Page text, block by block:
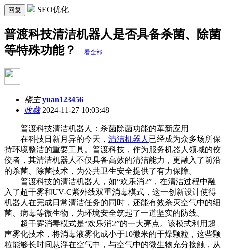
回复 SEO优化
普渡科技清洁机器人是否具备杀菌、除菌
等特殊功能？
看全部
楼主 yuan123456
收藏2024-11-27 10:03:48
普渡科技清洁机器人：杀菌除菌功能的革新应用
在科技日新月异的今天， 清洁机器人 已经成为众多场所保
持环境整洁的重要工具。普渡科技，作为服务机器人领域的佼
佼者，其清洁机器人不仅具备高效的清洁能力，更融入了前沿
的杀菌、除菌技术，为公共卫生安全提供了有力保障。
普渡科技的清洁机器人，如“欢乐消2”，在清洁过程中融
入了超干雾和UV-C紫外线双重消毒模式，这一创新设计使得
机器人在完成日常清洁任务的同时，还能有效杀灭空气中的细
菌、病毒等微生物，为环境安全筑起了一道坚实的防线。
超干雾消毒模式是“欢乐消2”的一大亮点。该模式利用超
声雾化技术，将消毒液雾化成小于10微米的干燥颗粒，这些颗
粒能够长时间悬浮在空气中，与空气中的微生物充分接触，从